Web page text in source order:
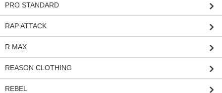
PRO STANDARD
RAP ATTACK
R MAX
REASON CLOTHING
REBEL